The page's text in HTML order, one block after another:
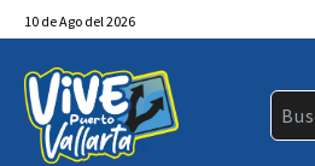
10 deAgo del 2026